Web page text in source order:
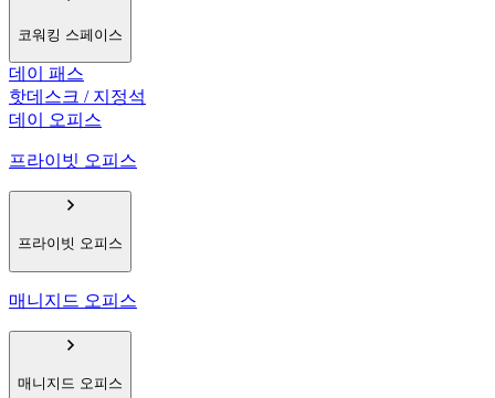
코워킹 스페이스
데이 패스
핫데스크 / 지정석
데이 오피스
프라이빗 오피스
프라이빗 오피스
매니지드 오피스
매니지드 오피스